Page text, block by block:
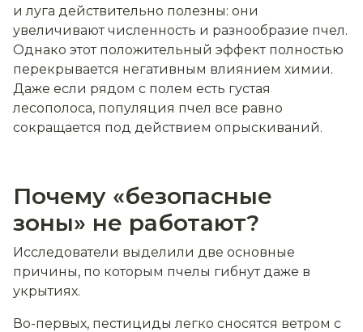
и луга действительно полезны: они
увеличивают численность и разнообразие пчел.
Однако этот положительный эффект полностью
перекрывается негативным влиянием химии.
Даже если рядом с полем есть густая
лесополоса, популяция пчел все равно
сокращается под действием опрыскиваний.
Почему «безопасные
зоны» не работают?
Исследователи выделили две основные
причины, по которым пчелы гибнут даже в
укрытиях.
Во-первых, пестициды легко сносятся ветром с